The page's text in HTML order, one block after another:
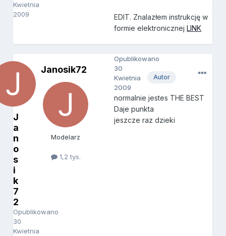
Kwietnia
2009
EDIT. Znalazłem instrukcję w
formie elektronicznejLINK
J
a
n
o
s
i
k
7
2
Opublikowano
30
Kwietnia
Janosik72
Modelarz
1,2 tys.
Autor
Opublikowano
30
Kwietnia
2009
normalnie jestes THE BEST
Daje punkta
jeszcze raz dzieki